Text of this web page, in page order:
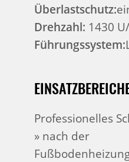
Überlastschutz:
Drehzahl: 1430
Führungssystem:
Professionelles
» nach der